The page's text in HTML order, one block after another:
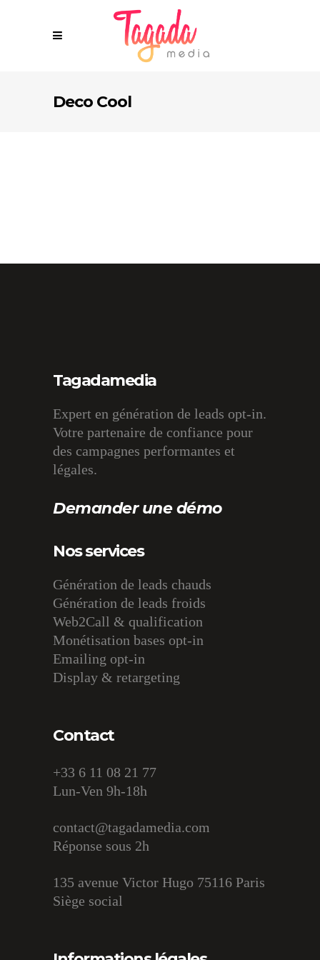
Deco Cool
Tagadamedia
Expert en génération de leads opt-in.
Votre partenaire de confiance pour
des campagnes performantes et
légales.
Demander une démo
Nos services
Génération de leads chauds
Génération de leads froids
Web2Call & qualification
Monétisation bases opt-in
Emailing opt-in
Display & retargeting
Contact
+33 6 11 08 21 77
Lun-Ven 9h-18h
contact@tagadamedia.com
Réponse sous 2h
135 avenue Victor Hugo 75116 Paris
Siège social